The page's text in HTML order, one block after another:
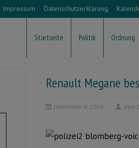
Impressum Datenschutzerklärung
Startseite Politik Ordnung
Renault Megane
Dezember 8, 2016 Uwe